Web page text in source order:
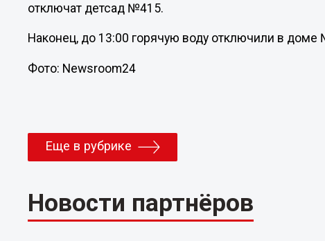
отключат детсад №415.
Наконец, до 13:00 горячую воду отключили в
Фото: Newsroom24
Еще в рубрике
Новости партнёров